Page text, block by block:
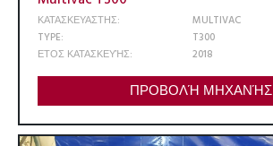
ΚΑΤΑΣΚΕΥΑΣΤΗΣ:
MULTIVAC
TYPE:
T300
ΕΤΟΣ ΚΑΤΑΣΚΕΥΉΣ:
2018
ΠΡΟΒΟΛΉ ΜΗΧΑΝΉΣ